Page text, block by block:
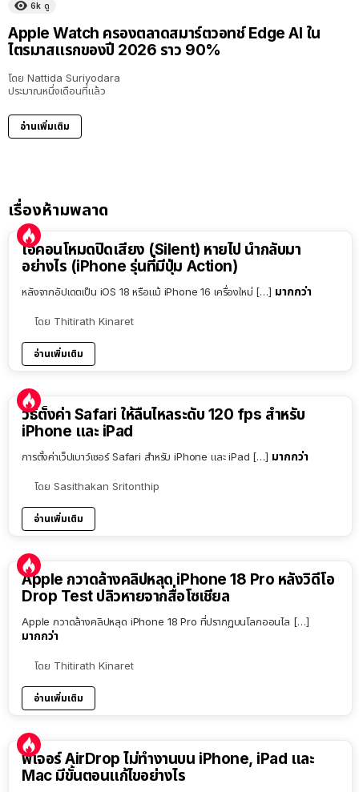
6k ดู
Apple Watch ครองตลาดสมาร์ตวอทช์ Edge AI ใน
ไตรมาสแรกของปี 2026 ราว 90%
โดย Nattida Suriyodara
ประมาณหนึ่งเดือนที่แล้ว
อ่านเพิ่มเติม
เรื่องห้ามพลาด
ไอคอนโหมดปิดเสียง (Silent) หายไป นำกลับมา
อย่างไร (iPhone รุ่นที่มีปุ่ม Action)
หลังจากอัปเดตเป็น iOS 18 หรือแม้ iPhone 16 เครื่องใหม่ […] มากกว่า
โดย Thitirath Kinaret
อ่านเพิ่มเติม
วิธีตั้งค่า Safari ให้ลื่นไหลระดับ 120 fps สำหรับ
iPhone และ iPad
การตั้งค่าเว็ปเบาว์เซอร์ Safari สำหรับ iPhone และ iPad […] มากกว่า
โดย Sasithakan Sritonthip
อ่านเพิ่มเติม
Apple กวาดล้างคลิปหลุด iPhone 18 Pro หลังวิดีโอ
Drop Test ปลิวหายจากสื่อโซเชียล
Apple กวาดล้างคลิปหลุด iPhone 18 Pro ที่ปรากฏบนโลกออนไล […]
มากกว่า
โดย Thitirath Kinaret
อ่านเพิ่มเติม
ฟีเจอร์ AirDrop ไม่ทำงานบน iPhone, iPad และ
Mac มีขั้นตอนแก้ไขอย่างไร